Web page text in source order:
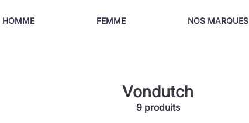
HOMME FEMME NOS MARQUES
Vondutch
9 produits